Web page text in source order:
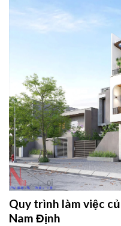
Quy trình làm việc
Nam Định